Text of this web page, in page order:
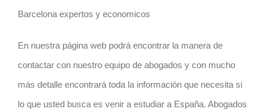
Barcelona expertos y economicos
En nuestra página web podrá encontrar la manera de
contactar con nuestro equipo de abogados y con mucho
más detalle encontrará toda la información que necesita si
lo que usted busca es venir a estudiar a España. Abogados